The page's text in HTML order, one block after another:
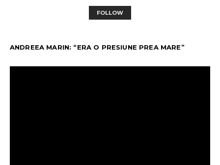
FOLLOW
ANDREEA MARIN: “ERA O PRESIUNE PREA MARE”